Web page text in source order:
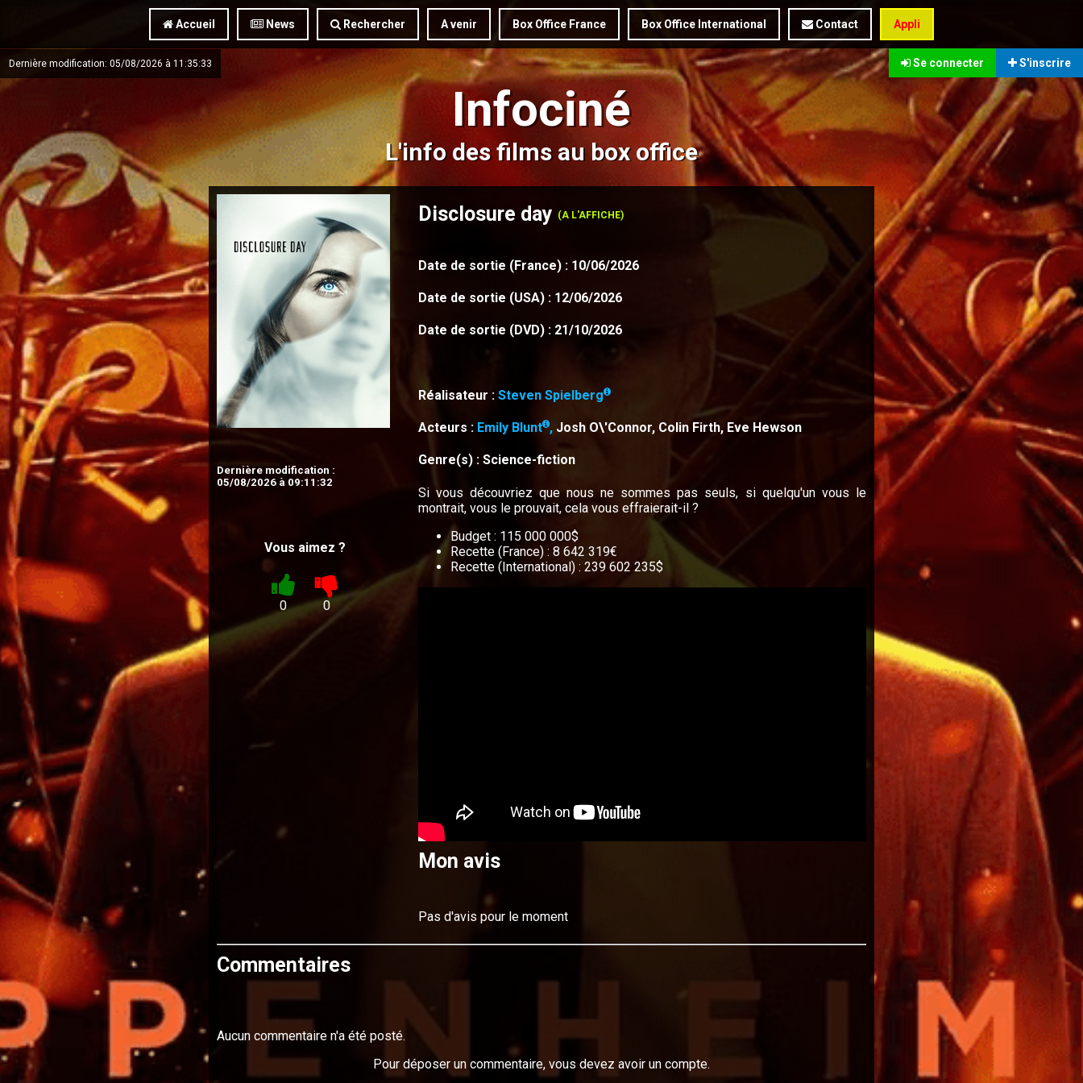
Accueil News Rechercher A venir Box Office France Box Office International Contact Appli
Se connecter S'inscrire
Dernière modification: 05/08/2026 à 11:35:33
Infociné
L'info des films au box office
Dernière modification :
05/08/2026 à 09:11:32
Vous aimez ?
0 0
Disclosure day (A L'AFFICHE)
Date de sortie (France) : 10/06/2026
Date de sortie (USA) : 12/06/2026
Date de sortie (DVD) : 21/10/2026
Réalisateur : Steven Spielberg
Acteurs : Emily Blunt , Josh O\'Connor, Colin Firth, Eve Hewson
Genre(s) : Science-fiction
Si vous découvriez que nous ne sommes pas seuls, si quelqu'un vous le
montrait, vous le prouvait, cela vous effraierait-il ?
Budget : 115 000 000$
Recette (France) : 8 642 319€
Recette (International) : 239 602 235$
Mon avis
Pas d'avis pour le moment
Commentaires
Aucun commentaire n'a été posté.
Pour déposer un commentaire, vous devez avoir un compte.